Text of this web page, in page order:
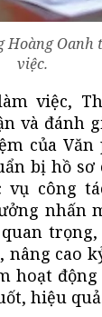
Hoàng Oanh
việc.
việc,
và đánh
của Văn
bị hồ sơ
vụ công
nhấn
nâng cao
hoạt động
hiệu